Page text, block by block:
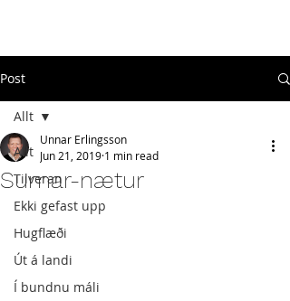
Post
Allt
Tilveran
Ekki gefast upp
Hugflæði
Út á landi
Í bundnu máli
Allt
Sumar-nætur
Unnar Erlingsson
Jun 21, 2019 1 min read